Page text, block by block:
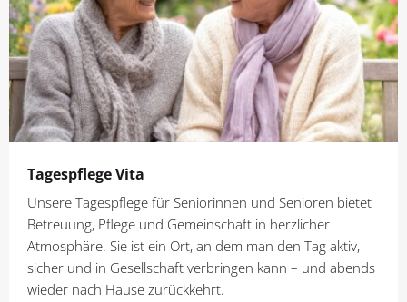
Tagespflege Vita
Unsere Tagespflege für Seniorinnen und Senioren bietet
Betreuung, Pflege und Gemeinschaft in herzlicher
Atmosphäre. Sie ist ein Ort, an dem man den Tag aktiv,
sicher und in Gesellschaft verbringen kann – und abends
wieder nach Hause zurückkehrt.